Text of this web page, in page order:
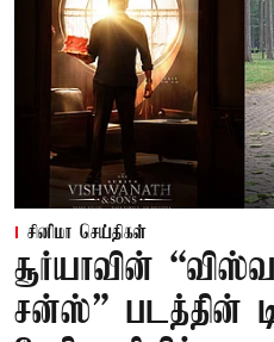
சினிமா செய்திகள்
சூர்யாவின்
சன்ஸ்” படத்தின்